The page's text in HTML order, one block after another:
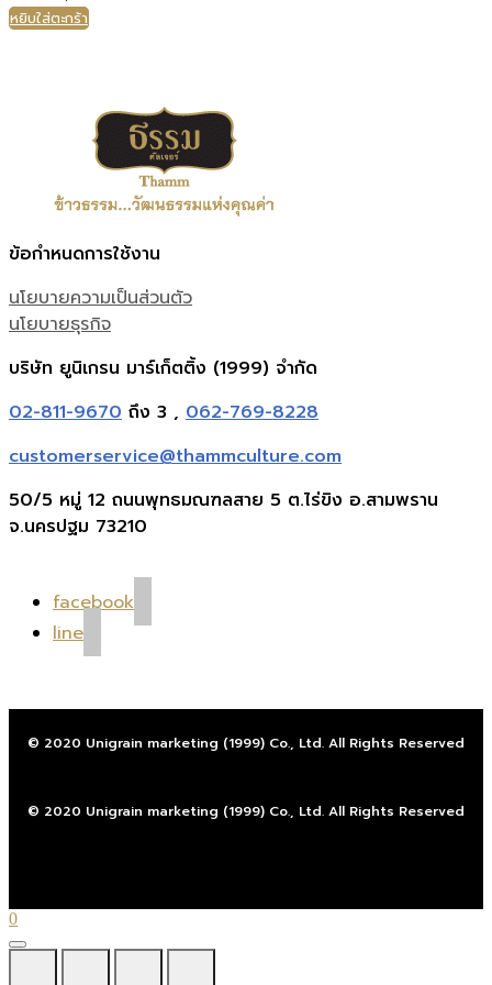
หยิบใส่ตะกร้า
ข้อกำหนดการใช้งาน
นโยบายความเป็นส่วนตัว
นโยบายธุรกิจ
บริษัท ยูนิเกรน มาร์เก็ตติ้ง (1999) จำกัด
02-811-9670 ถึง 3 , 062-769-8228
customerservice@thammculture.com
50/5 หมู่ 12 ถนนพุทธมณฑลสาย 5 ต.ไร่ขิง อ.สามพราน
จ.นครปฐม 73210
facebook
line
© 2020 Unigrain marketing (1999) Co., Ltd. All Rights Reserved
© 2020 Unigrain marketing (1999) Co., Ltd. All Rights Reserved
0